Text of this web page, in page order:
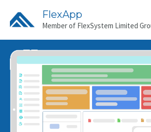
FlexApp
Member of FlexSystem Limited